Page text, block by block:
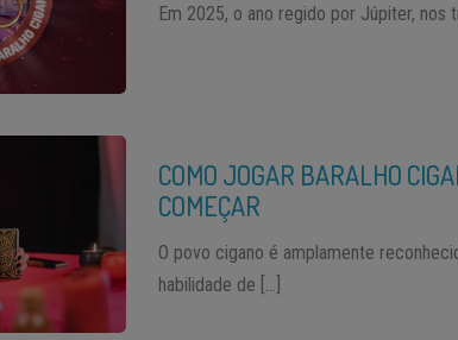
Em 2025, o ano regido por Júpiter, nos
COMO JOGAR BARALHO
COMEÇAR
O povo cigano é amplamente
habilidade de […]